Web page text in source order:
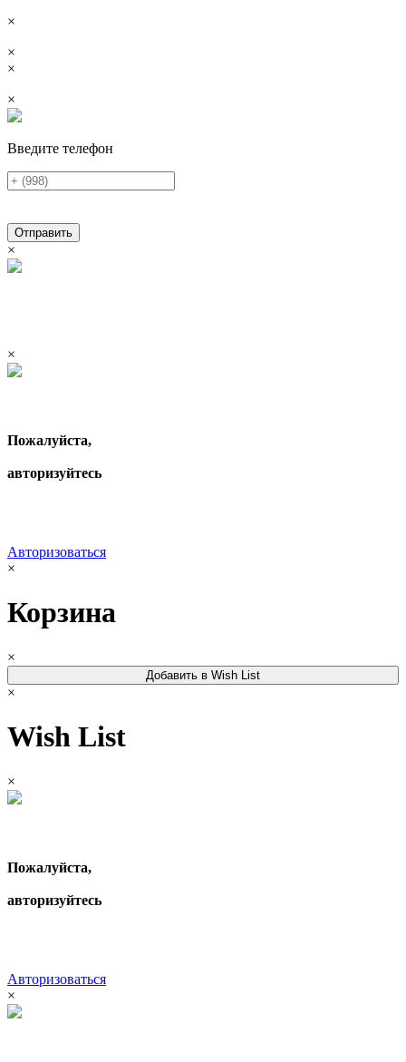
×
×
×
×
Введите телефон
Отправить
×
×
Пожалуйста,
авторизуйтесь
Авторизоваться
×
Корзина
×
Добавить в Wish List
×
Wish List
×
Пожалуйста,
авторизуйтесь
Авторизоваться
×